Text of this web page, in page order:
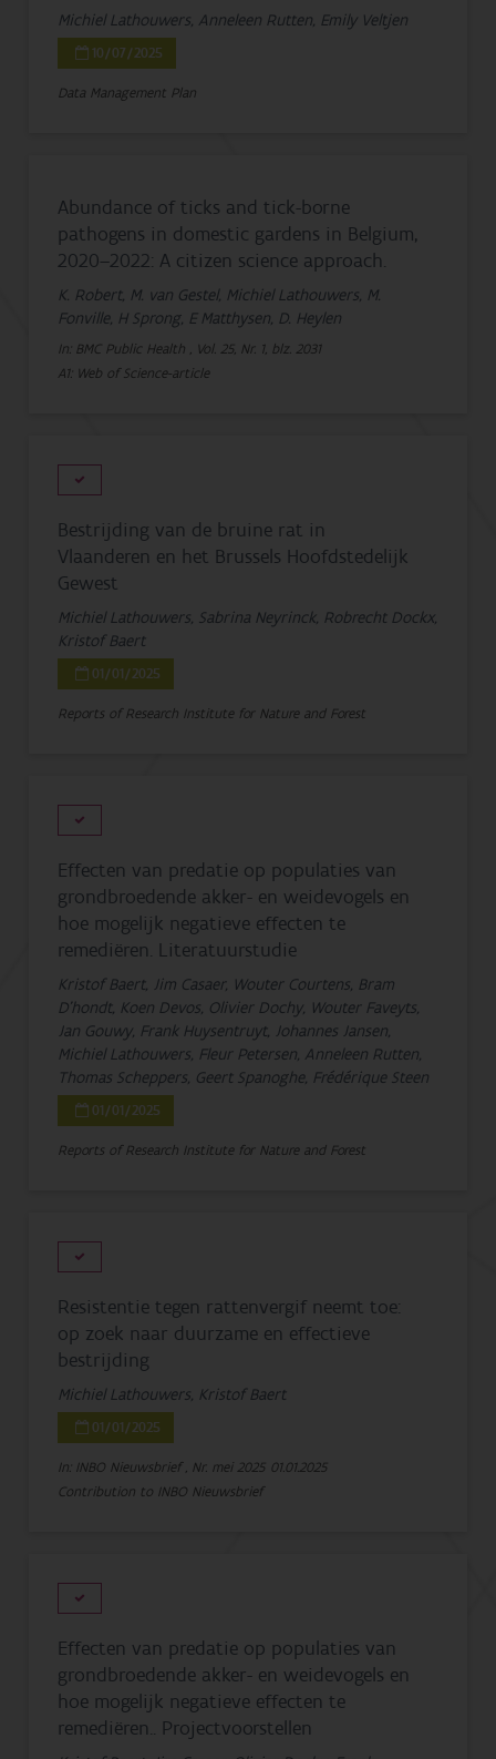
Michiel Lathouwers, Anneleen Rutten, Emily Veltjen
10/07/2025
Data Management Plan
Abundance of ticks and tick-borne
pathogens in domestic gardens in Belgium,
2020–2022: A citizen science approach.
K. Robert, M. van Gestel, Michiel Lathouwers, M.
Fonville, H Sprong, E Matthysen, D. Heylen
In: BMC Public Health , Vol. 25, Nr. 1, blz. 2031
A1: Web of Science-article
Bestrijding van de bruine rat in
Vlaanderen en het Brussels Hoofdstedelijk
Gewest
Michiel Lathouwers, Sabrina Neyrinck, Robrecht Dockx,
Kristof Baert
01/01/2025
Reports of Research Institute for Nature and Forest
Effecten van predatie op populaties van
grondbroedende akker- en weidevogels en
hoe mogelijk negatieve effecten te
remediëren. Literatuurstudie
Kristof Baert, Jim Casaer, Wouter Courtens, Bram
D'hondt, Koen Devos, Olivier Dochy, Wouter Faveyts,
Jan Gouwy, Frank Huysentruyt, Johannes Jansen,
Michiel Lathouwers, Fleur Petersen, Anneleen Rutten,
Thomas Scheppers, Geert Spanoghe, Frédérique Steen
01/01/2025
Reports of Research Institute for Nature and Forest
Resistentie tegen rattenvergif neemt toe:
op zoek naar duurzame en effectieve
bestrijding
Michiel Lathouwers, Kristof Baert
01/01/2025
In: INBO Nieuwsbrief , Nr. mei 2025 01.01.2025
Contribution to INBO Nieuwsbrief
Effecten van predatie op populaties van
grondbroedende akker- en weidevogels en
hoe mogelijk negatieve effecten te
remediëren.. Projectvoorstellen